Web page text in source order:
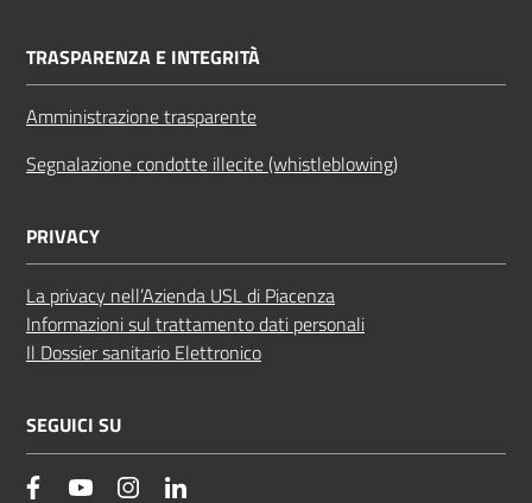
TRASPARENZA E INTEGRITÀ
Amministrazione trasparente
Segnalazione condotte illecite (whistleblowing)
PRIVACY
La privacy nell’Azienda USL di Piacenza
Informazioni sul trattamento dati personali
Il Dossier sanitario Elettronico
SEGUICI SU
facebookYouTube Instagram